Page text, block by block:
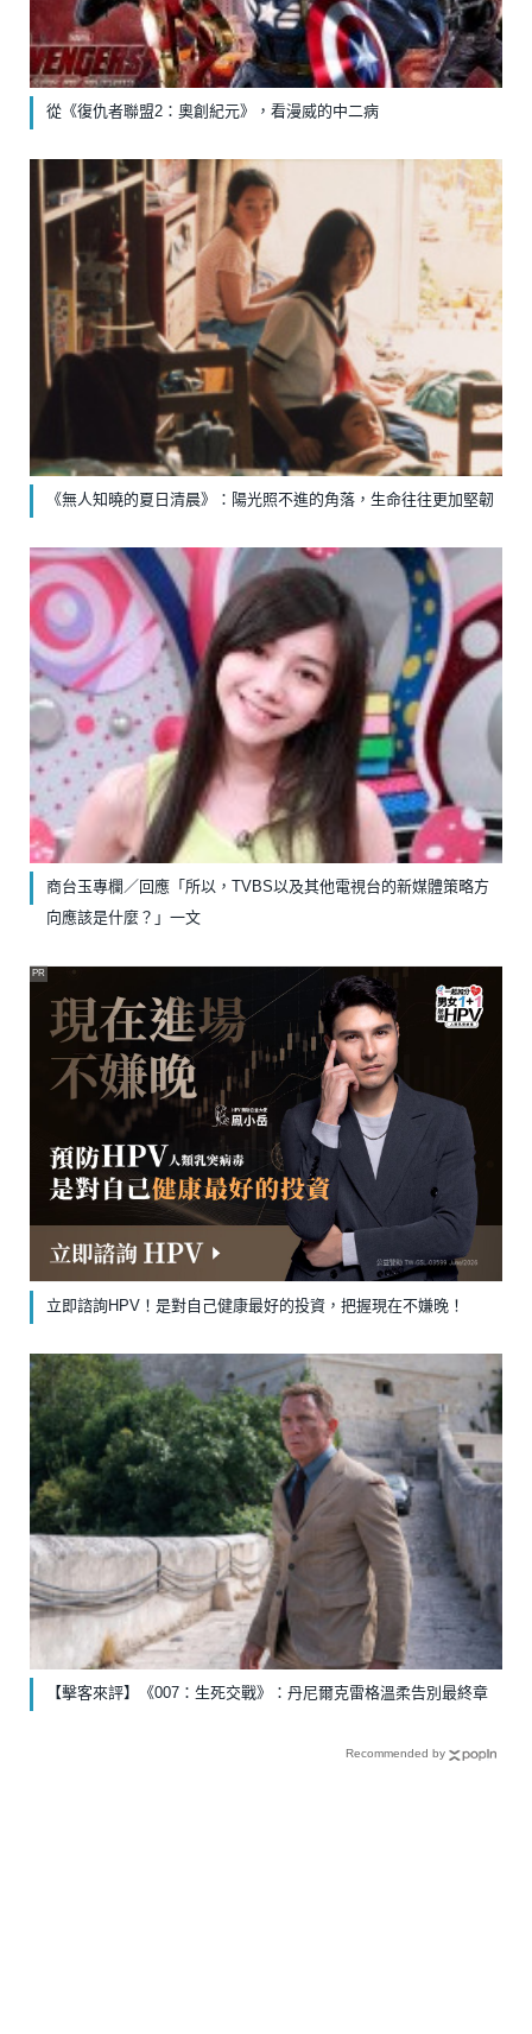
從《復仇者聯盟2：奧創紀元》，看漫威的中二病
《無人知曉的夏日清晨》：陽光照不進的角落，生命往往更加堅韌
商台玉專欄／回應「所以，TVBS以及其他電視台的新媒體策略方
向應該是什麼？」一文
立即諮詢HPV！是對自己健康最好的投資，把握現在不嫌晚！
PR
【擊客來評】《007：生死交戰》：丹尼爾克雷格溫柔告別最終章
Recommended by